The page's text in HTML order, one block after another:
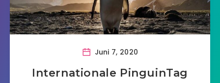
Juni 7, 2020
Internationale PinguinTag